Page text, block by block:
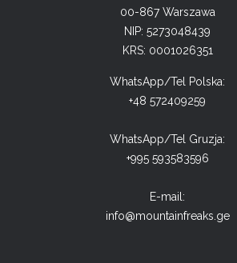
00-867 Warszawa
NIP: 5273048439
KRS: 0001026351
WhatsApp/Tel Polska:
+48 572409259
WhatsApp/Tel Gruzja:
+995 593583596
E-mail:
info@mountainfreaks.ge